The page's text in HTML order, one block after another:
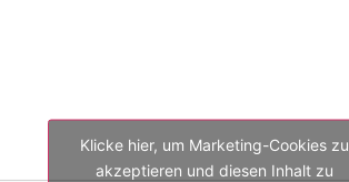
Klicke hier, um Marketing-Cookies zu
akzeptieren und diesen Inhalt zu